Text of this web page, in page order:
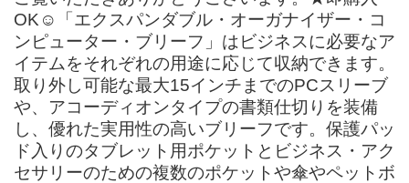
OK☺️︎「エクスパンダブル・オーガナイザー・コ
ンピューター・ブリーフ」はビジネスに必要なア
イテムをそれぞれの用途に応じて収納できます。
取り外し可能な最大15インチまでのPCスリーブ
や、アコーディオンタイプの書類仕切りを装備
し、優れた実用性の高いブリーフです。保護パッ
ド入りのタブレット用ポケットとビジネス・アク
セサリーのための複数のポケットや傘やペットボ